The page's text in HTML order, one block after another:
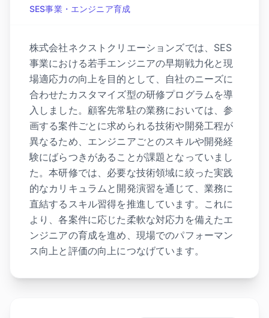
SES事業・エンジニア育成
株式会社ネクストクリエーションズでは、SES
事業における若手エンジニアの早期戦力化と現
場適応力の向上を目的として、自社のニーズに
合わせたカスタマイズ型の研修プログラムを導
入しました。顧客先常駐の業務においては、参
画する案件ごとに求められる技術や開発工程が
異なるため、エンジニアごとのスキルや開発経
験にばらつきがあることが課題となっていまし
た。本研修では、必要な技術領域に絞った実践
的なカリキュラムと開発演習を通じて、業務に
直結するスキル習得を推進しています。これに
より、各案件に応じた柔軟な対応力を備えたエ
ンジニアの育成を進め、現場でのパフォーマン
ス向上と評価の向上につなげています。